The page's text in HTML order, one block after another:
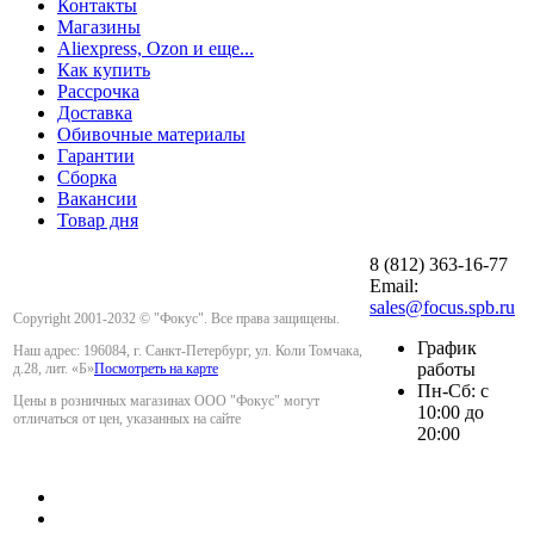
Контакты
Магазины
Aliexpress, Ozon и еще...
Как купить
Рассрочка
Доставка
Обивочные материалы
Гарантии
Сборка
Вакансии
Товар дня
Copyright 2001-2032 © "Фокус". Все права защищены.
Наш адрес: 196084, г. Санкт-Петербург, ул. Коли Томчака,
д.28, лит. «Б»Посмотреть на карте
Цены в розничных магазинах ООО "Фокус" могут
отличаться от цен, указанных на сайте
8 (812) 363-16-77
Email:
sales@focus.spb.ru
График
работы
Пн-Сб: с
10:00 до
20:00